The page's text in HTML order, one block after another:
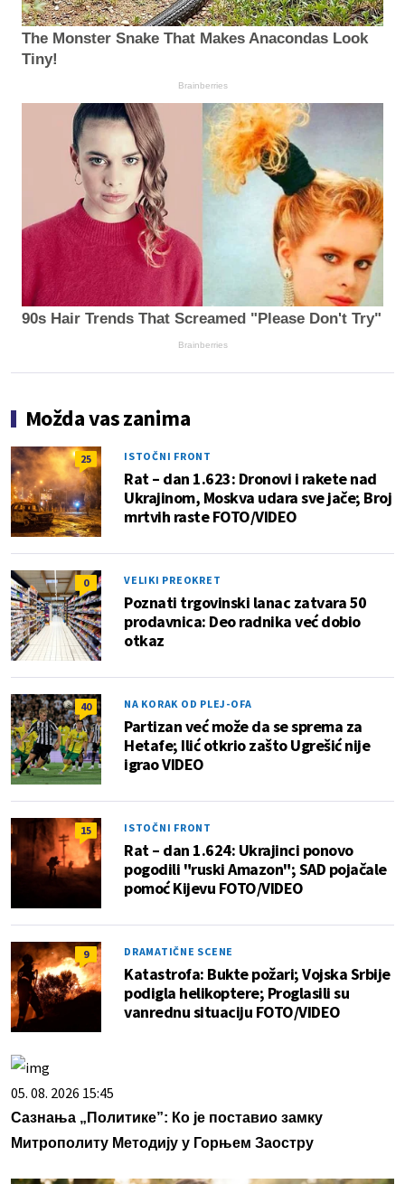
The Monster Snake That Makes Anacondas Look
Tiny!
Brainberries
90s Hair Trends That Screamed "Please Don't Try"
Brainberries
Možda vas zanima
25 ISTOČNI FRONT
Rat – dan 1.623: Dronovi i rakete nad
Ukrajinom, Moskva udara sve jače; Broj
mrtvih raste FOTO/VIDEO
0 VELIKI PREOKRET
Poznati trgovinski lanac zatvara 50
prodavnica: Deo radnika već dobio
otkaz
40 NA KORAK OD PLEJ-OFA
Partizan već može da se sprema za
Hetafe; Ilić otkrio zašto Ugrešić nije
igrao VIDEO
15 ISTOČNI FRONT
Rat – dan 1.624: Ukrajinci ponovo
pogodili "ruski Amazon"; SAD pojačale
pomoć Kijevu FOTO/VIDEO
9 DRAMATIČNE SCENE
Katastrofa: Bukte požari; Vojska Srbije
podigla helikoptere; Proglasili su
vanrednu situaciju FOTO/VIDEO
05. 08. 2026 15:45
Сазнања „Политике”: Ко је поставио замку
Митрополиту Методију у Горњем Заостру